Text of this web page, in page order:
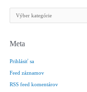
a
e
ó
r
i
Meta
Prihlásiť sa
Feed záznamov
RSS feed komentárov